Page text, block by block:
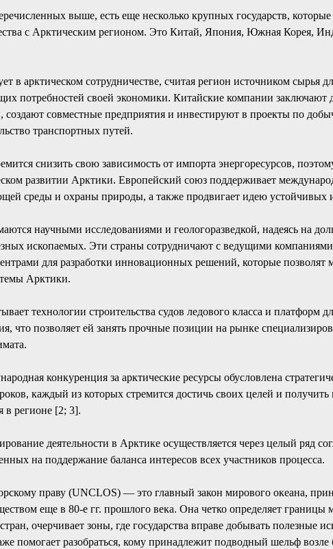
выше, есть еще несколько крупных государств, которые
с Арктическим регионом. Это Китай, Япония, Южная Корея,
в арктическом сотрудничестве, считая регион источником сырья
потребностей своей экономики. Китайские компании заключают
совместные предприятия и инвестируют в проекты по
транспортных путей.
снизить свою зависимость от импорта энергоресурсов,
развитии Арктики. Европейский союз поддерживает
среды и охраны природы, а также продвигает идею устойчивых
научными исследованиями и геологоразведкой, надеясь на
ископаемых. Эти страны сотрудничают с ведущими
для разработки инновационных решений, которые позволят
Арктики.
технологии строительства судов ледового класса и платформ
что позволяет ей занять прочные позиции на рынке
конкуренция за арктические ресурсы обусловлена
каждый из которых стремится достичь своих целей и
в регионе [2; 3].
деятельности в Арктике осуществляется через целый ряд
на поддержание баланса интересов всех участников процесса.
праву (UNCLOS) — это главный закон мирового океана,
еще в 80-е гг. прошлого века. Она четко определяет границы
очерчивает зоны, где государства вправе добывать полезные
помогает разобраться, кому принадлежит подводный шельф возле